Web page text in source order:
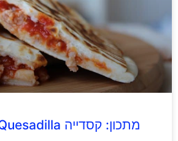
מתכון: קסדייה Quesadilla מקסיקנית